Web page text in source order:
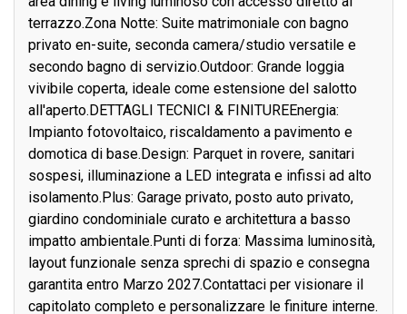
terrazzo.Zona Notte: Suite matrimoniale con bagno
privato en-suite, seconda camera/studio versatile e
secondo bagno di servizio.Outdoor: Grande loggia
vivibile coperta, ideale come estensione del salotto
all'aperto.DETTAGLI TECNICI & FINITUREEnergia:
Impianto fotovoltaico, riscaldamento a pavimento e
domotica di base.Design: Parquet in rovere, sanitari
sospesi, illuminazione a LED integrata e infissi ad alto
isolamento.Plus: Garage privato, posto auto privato,
giardino condominiale curato e architettura a basso
impatto ambientale.Punti di forza: Massima luminosità,
layout funzionale senza sprechi di spazio e consegna
garantita entro Marzo 2027.Contattaci per visionare il
capitolato completo e personalizzare le finiture interne.